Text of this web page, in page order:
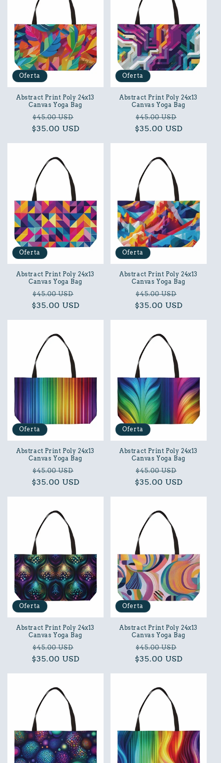
Oferta
Abstract Print Poly 24x13
Canvas Yoga Bag
Precio
habitual
$45.00 USD
de
$35.00 USD
Oferta
Abstract Print Poly 24x13
Canvas Yoga Bag
Precio
habitual
$45.00 USD
de
$35.00 USD
Oferta
Abstract Print Poly 24x13
Canvas Yoga Bag
Precio
habitual
$45.00 USD
de
$35.00 USD
Oferta
Abstract Print Poly 24x13
Canvas Yoga Bag
Precio
habitual
$45.00 USD
de
$35.00 USD
Oferta
Abstract Print Poly 24x13
Canvas Yoga Bag
Precio
habitual
$45.00 USD
de
$35.00 USD
Oferta
Abstract Print Poly 24x13
Canvas Yoga Bag
Precio
habitual
$45.00 USD
de
$35.00 USD
Oferta
Abstract Print Poly 24x13
Canvas Yoga Bag
Precio
habitual
$45.00 USD
de
$35.00 USD
Oferta
Abstract Print Poly 24x13
Canvas Yoga Bag
Precio
habitual
$45.00 USD
de
$35.00 USD